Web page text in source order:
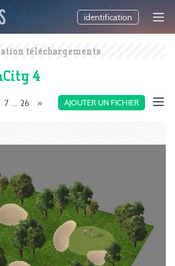
identification
téléchargements
4
AJOUTER UN FICHIER
7 ... 26 »